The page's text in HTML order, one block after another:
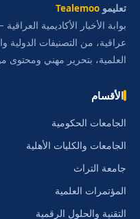
تعليمو Tealemoo
عراقية، من التصنيفات الدولية
العلمية، بتحرير مهني ومحتوى
الأقسام
الجامعات الحكومية
الجامعات والكليات الأهلية
جامعة التراث
المؤتمرات العلمية
التقنية والحلول الرقمية